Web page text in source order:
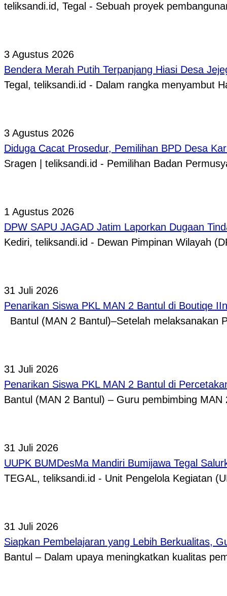
teliksandi.id, Tegal - Sebuah proyek
3 Agustus 2026
Bendera Merah Putih Terpanjang Hiasi Desa
Tegal, teliksandi.id - Dalam rangka menyambut
3 Agustus 2026
Diduga Cacat Prosedur, Pemilihan BPD Desa
Sragen | teliksandi.id - Pemilihan Badan
1 Agustus 2026
DPW SAPU JAGAD Jatim Laporkan Dugaan
Kediri, teliksandi.id - Dewan Pimpinan Wilayah
31 Juli 2026
Penarikan Siswa PKL MAN 2 Bantul di Boutiqe
Bantul (MAN 2 Bantul)–Setelah melaksanakan
31 Juli 2026
Penarikan Siswa PKL MAN 2 Bantul di
Bantul (MAN 2 Bantul) – Guru pembimbing
31 Juli 2026
UUPK BUMDesMa Mandiri Bumijawa Tegal
TEGAL, teliksandi.id - Unit Pengelola Kegiatan
31 Juli 2026
Siapkan Pembelajaran yang Lebih Berkualitas,
Bantul – Dalam upaya meningkatkan kualitas